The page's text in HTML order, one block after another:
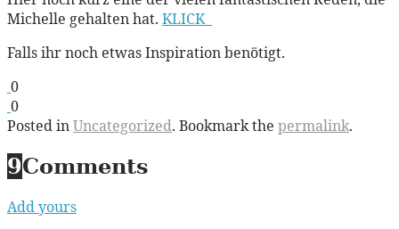
Michelle gehalten hat. KLICK
Falls ihr noch etwas Inspiration benötigt.
0
0
Posted inUncategorized. Bookmark the permalink.
9Comments
Add yours